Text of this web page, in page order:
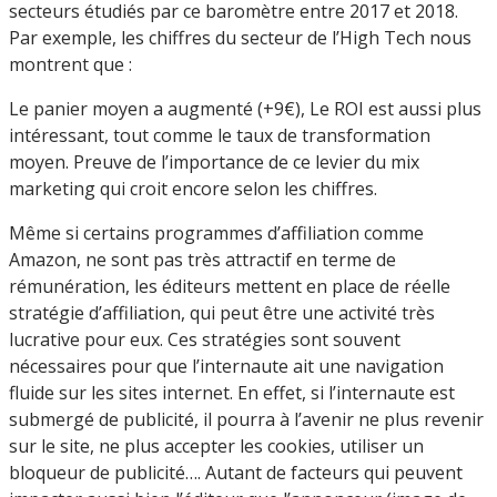
secteurs étudiés par ce baromètre entre 2017 et 2018.
Par exemple, les chiffres du secteur de l’High Tech nous
montrent que :
Le panier moyen a augmenté (+9€), Le ROI est aussi plus
intéressant, tout comme le taux de transformation
moyen. Preuve de l’importance de ce levier du mix
marketing qui croit encore selon les chiffres.
Même si certains programmes d’affiliation comme
Amazon, ne sont pas très attractif en terme de
rémunération, les éditeurs mettent en place de réelle
stratégie d’affiliation, qui peut être une activité très
lucrative pour eux. Ces stratégies sont souvent
nécessaires pour que l’internaute ait une navigation
fluide sur les sites internet. En effet, si l’internaute est
submergé de publicité, il pourra à l’avenir ne plus revenir
sur le site, ne plus accepter les cookies, utiliser un
bloqueur de publicité…. Autant de facteurs qui peuvent